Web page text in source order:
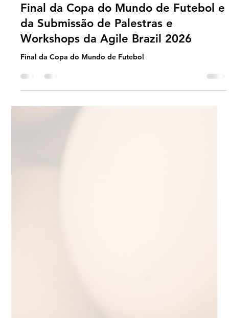
Parcerias Ageis
Final da Copa do Mundo de Futebol e
da Submissão de Palestras e
Workshops da Agile Brazil 2026
Final da Copa do Mundo de Futebol